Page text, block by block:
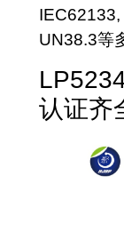
UN38.3等
认证齐